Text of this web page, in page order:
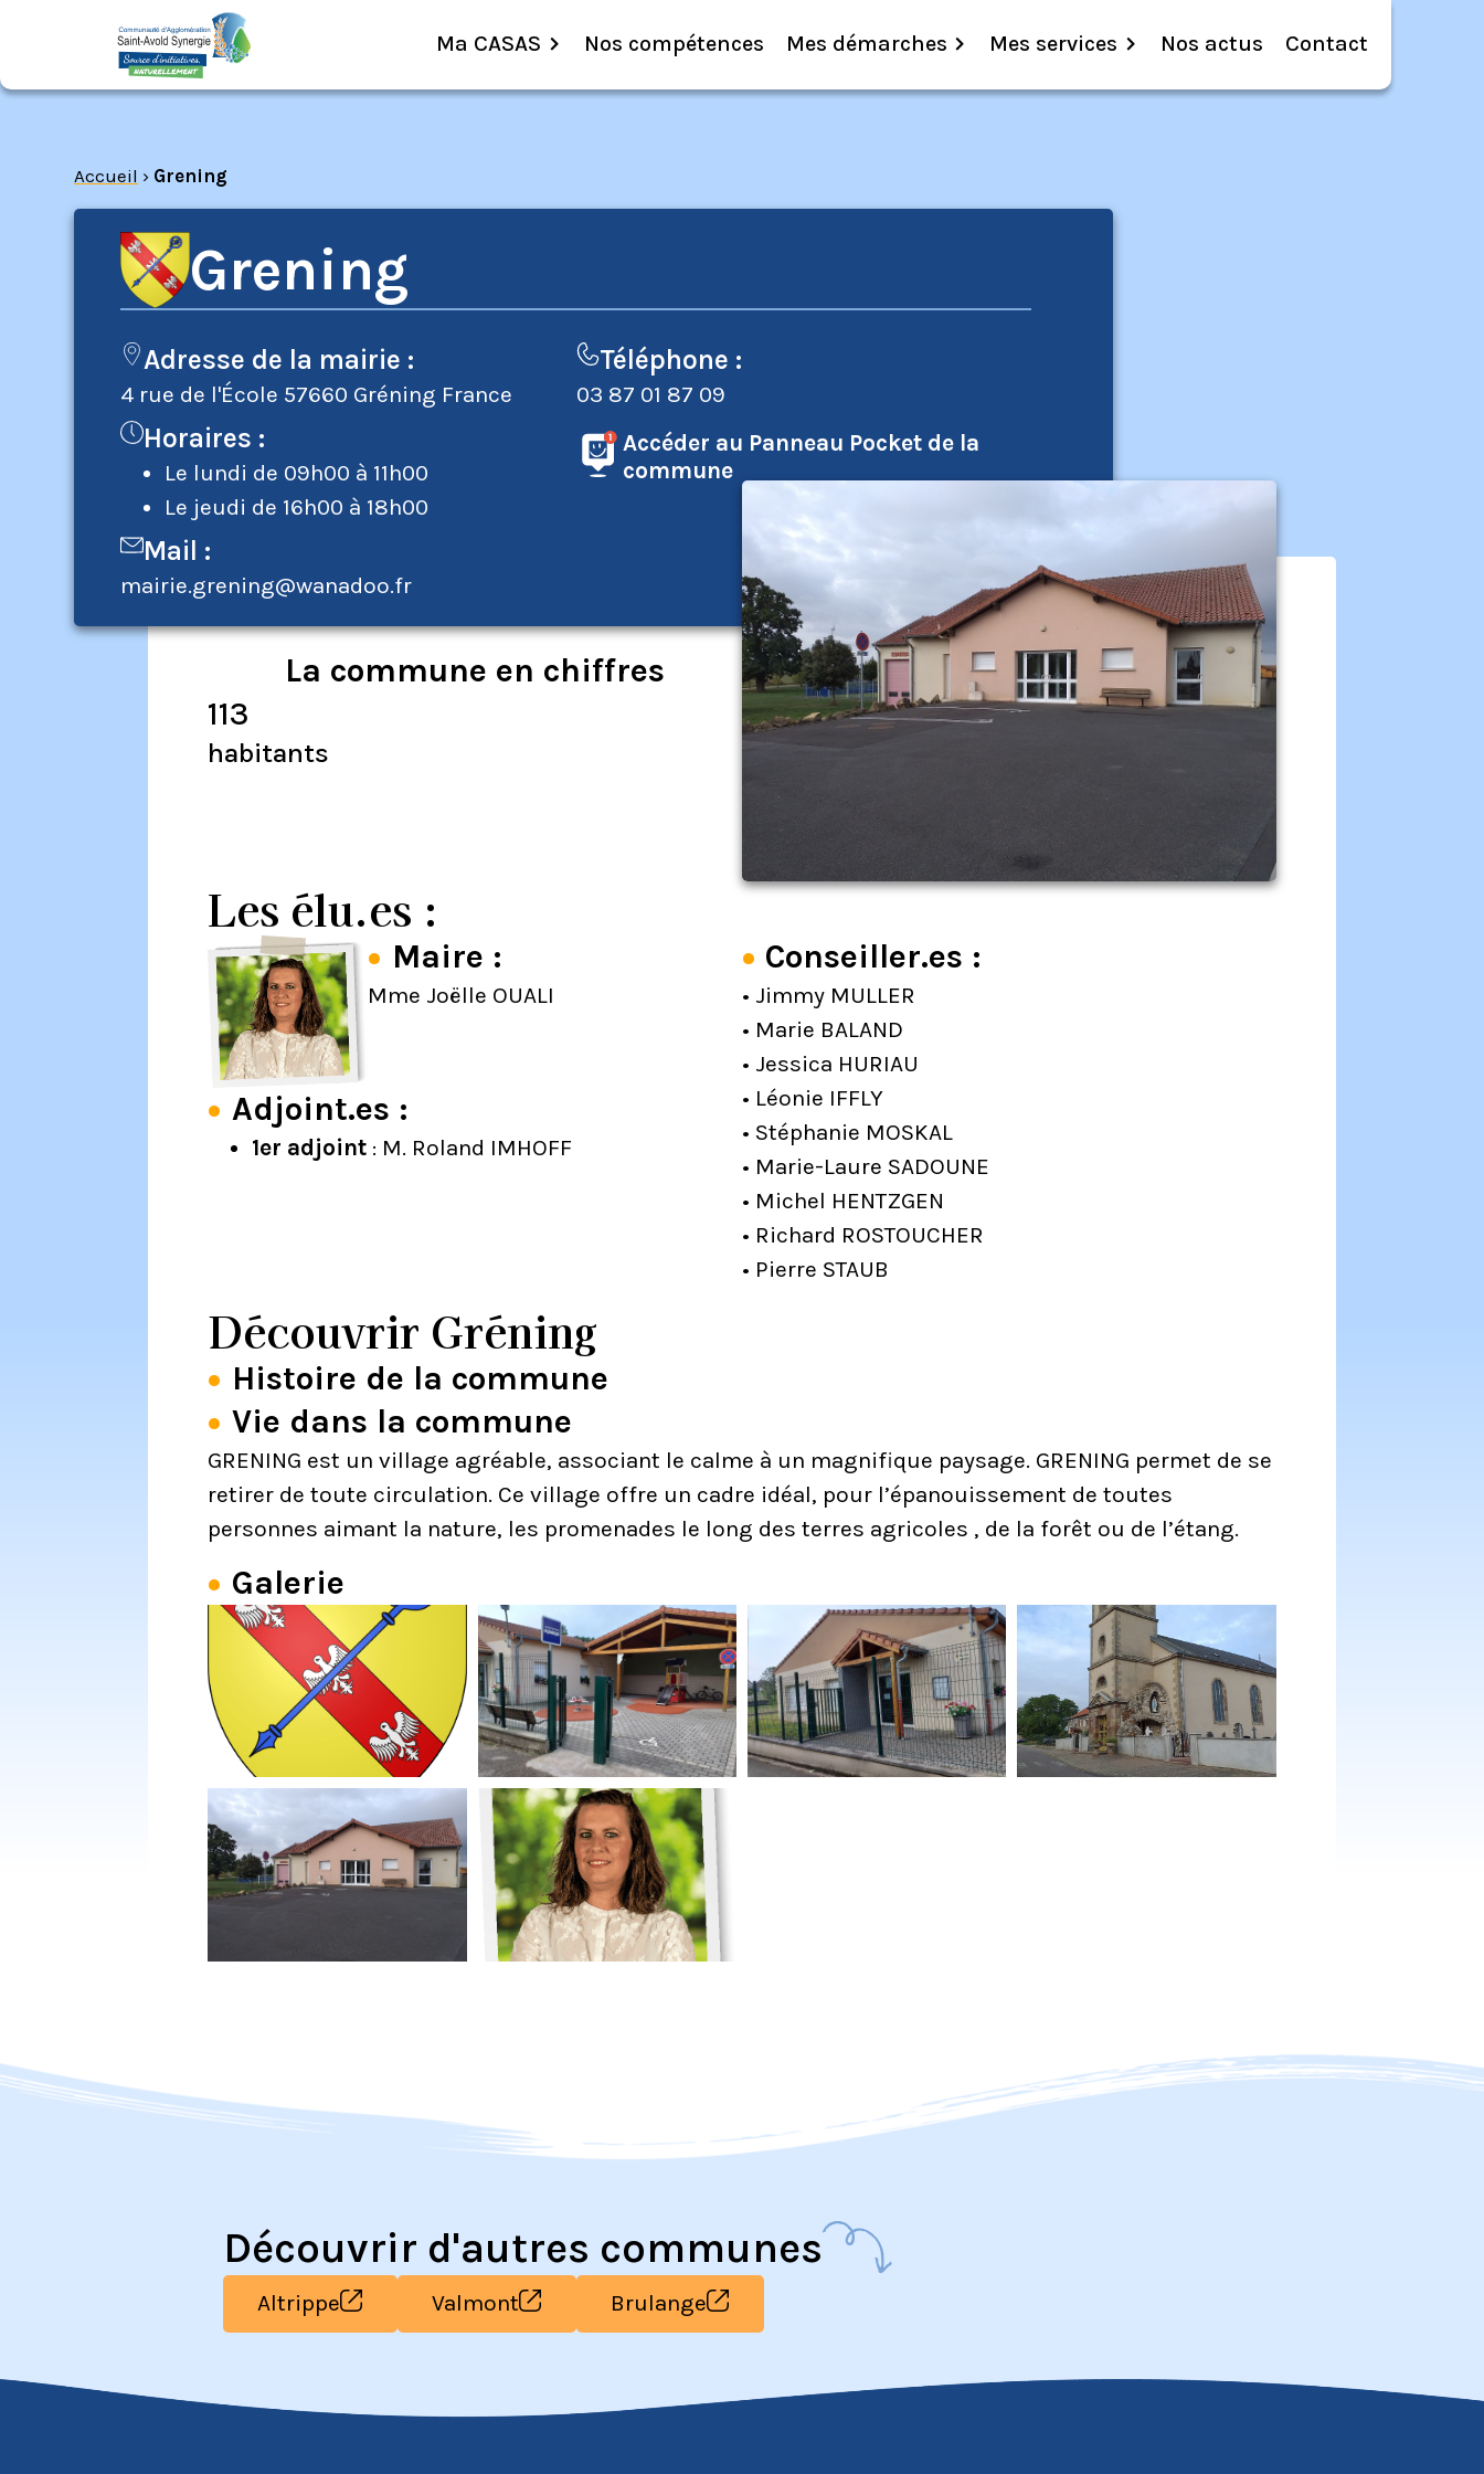
Ma CASAS Nos compétences Mes démarches Mes services Nos actus Contact
Accueil › Grening
Grening
Adresse de la mairie :
4 rue de l'École 57660 Gréning France
Horaires :
Le lundi de 09h00 à 11h00
Le jeudi de 16h00 à 18h00
Mail :
mairie.grening@wanadoo.fr
Téléphone :
03 87 01 87 09
Accéder au Panneau Pocket de la
commune
La commune en chiffres
113
habitants
Les élu.es :
Maire :
Mme Joëlle OUALI
Adjoint.es :
1er adjoint : M. Roland IMHOFF
Conseiller.es :
• Jimmy MULLER
• Marie BALAND
• Jessica HURIAU
• Léonie IFFLY
• Stéphanie MOSKAL
• Marie-Laure SADOUNE
• Michel HENTZGEN
• Richard ROSTOUCHER
• Pierre STAUB
Découvrir Gréning
Histoire de la commune
Vie dans la commune
GRENING est un village agréable, associant le calme à un magnifique paysage. GRENING permet de se
retirer de toute circulation. Ce village offre un cadre idéal, pour l’épanouissement de toutes
personnes aimant la nature, les promenades le long des terres agricoles , de la forêt ou de l’étang.
Galerie
Découvrir d'autres communes
Altrippe Valmont Brulange